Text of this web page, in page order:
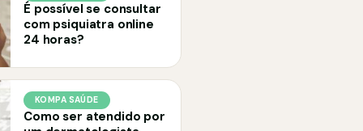
É possível se consultar
com psiquiatra online
24 horas?
KOMPA SAÚDE
Como ser atendido por